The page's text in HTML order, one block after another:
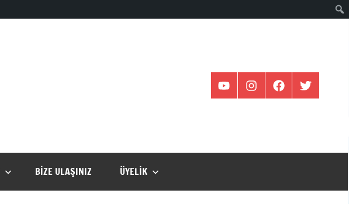
YOUTUBEİNSTAGRAMFACEBOOKTWİTTER
BIZE ULAŞINIZ ÜYELIK